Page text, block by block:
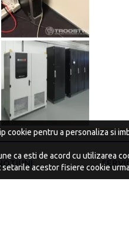
cookie pentru a personaliza si
ca esti de acord cu utilizarea
setarile acestor fisiere cookie